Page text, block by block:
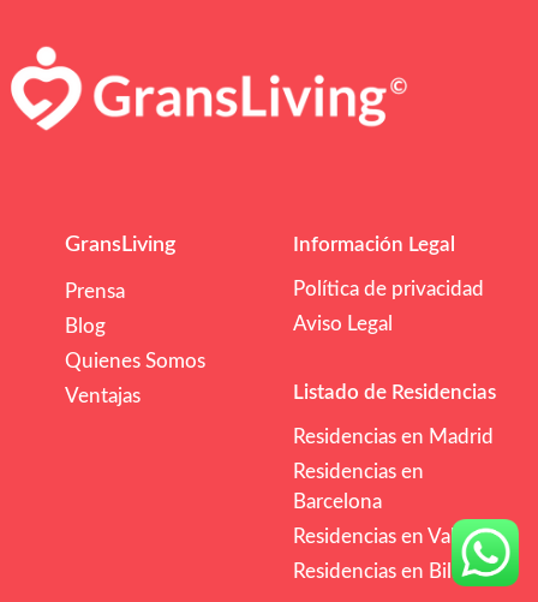
GransLiving
Prensa
Blog
Quienes Somos
Ventajas
Información Legal
Política de privacidad
Aviso Legal
Listado de Residencias
Residencias en Madrid
Residencias en
Barcelona
Residencias en Valencia
Residencias en Bilbao